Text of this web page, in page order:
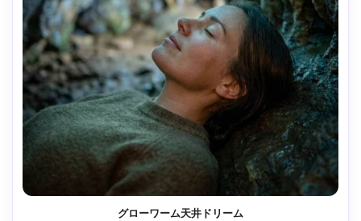
グローワーム天井ドリーム